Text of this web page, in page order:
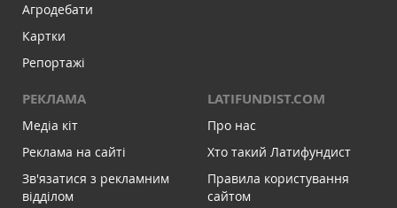
Агродебати
Картки
Репортажі
РЕКЛАМА
Медіа кіт
Реклама на сайті
Зв'язатися з рекламним
відділом
LATIFUNDIST.COM
Про нас
Хто такий Латифундист
Правила користування
сайтом